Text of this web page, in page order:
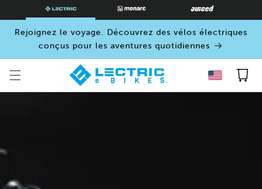
Rejoignez le voyage. Découvrez des vélos électriques
conçus pour les aventures quotidiennes
Panier